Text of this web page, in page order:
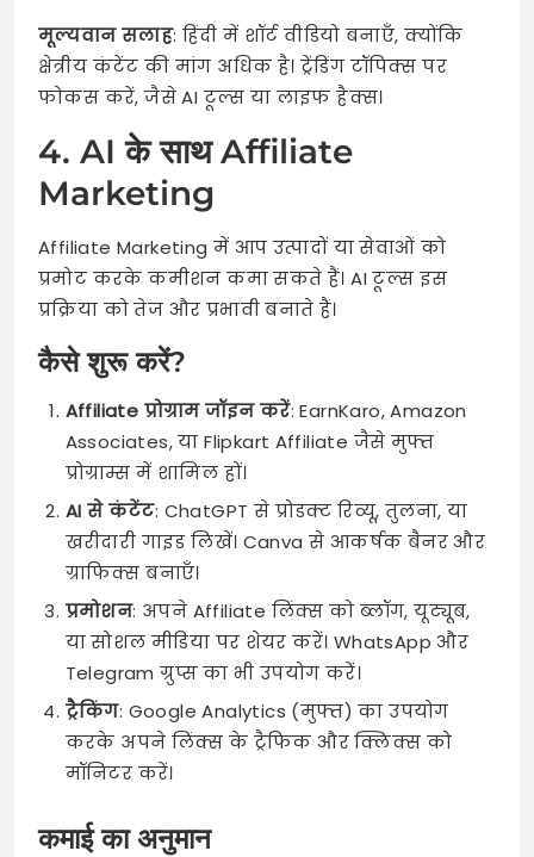
मूल्यवान सलाह: हिंदी में शॉर्ट वीडियो बनाएँ, क्योंकि
क्षेत्रीय कंटेंट की मांग अधिक है। ट्रेंडिंग टॉपिक्स पर
फोकस करें, जैसे AI टूल्स या लाइफ हैक्स।
4. AI के साथ Affiliate
Marketing
Affiliate Marketing में आप उत्पादों या सेवाओं को
प्रमोट करके कमीशन कमा सकते हैं। AI टूल्स इस
प्रक्रिया को तेज और प्रभावी बनाते हैं।
कैसे शुरू करें?
Affiliate प्रोग्राम जॉइन करें: EarnKaro, Amazon
Associates, या Flipkart Affiliate जैसे मुफ्त
प्रोग्राम्स में शामिल हों।
AI से कंटेंट: ChatGPT से प्रोडक्ट रिव्यू, तुलना, या
खरीदारी गाइड लिखें। Canva से आकर्षक बैनर और
ग्राफिक्स बनाएँ।
प्रमोशन: अपने Affiliate लिंक्स को ब्लॉग, यूट्यूब,
या सोशल मीडिया पर शेयर करें। WhatsApp और
Telegram ग्रुप्स का भी उपयोग करें।
ट्रैकिंग: Google Analytics (मुफ्त) का उपयोग
करके अपने लिंक्स के ट्रैफिक और क्लिक्स को
मॉनिटर करें।
कमाई का अनुमान